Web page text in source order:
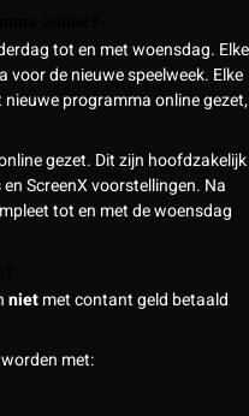
tot en met woensdag. Elke
de nieuwe speelweek. Elke
programma online gezet,
gezet. Dit zijn hoofdzakelijk
ScreenX voorstellingen. Na
tot en met de woensdag
nietmet contant geld betaald
met: